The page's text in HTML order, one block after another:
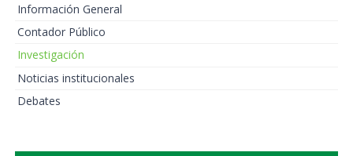
Información General
Contador Público
Investigación
Noticias institucionales
Debates